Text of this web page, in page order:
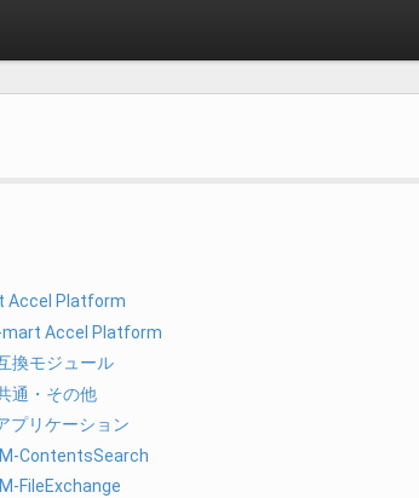
Accel Platform
Accel Platform
換モジュール
通・その他
プリケーション
ContentsSearch
FileExchange